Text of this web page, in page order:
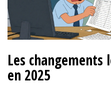
Les
en 2025